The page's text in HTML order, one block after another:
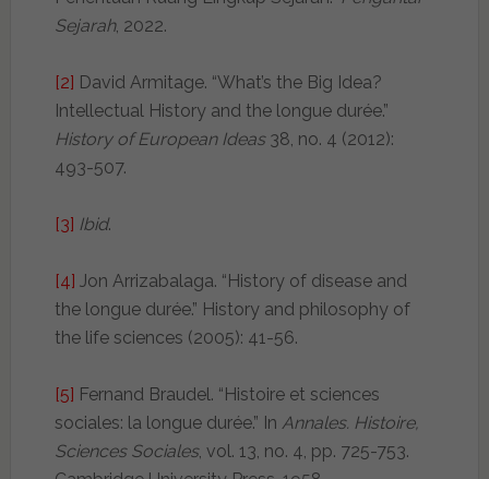
Sejarah, 2022.
[2] David Armitage. “What’s the Big Idea?
Intellectual History and the longue durée.”
History of European Ideas38, no. 4 (2012):
493-507.
[3] Ibid.
[4] Jon Arrizabalaga. “History of disease and
the longue durée.” History and philosophy of
the life sciences (2005): 41-56.
[5] Fernand Braudel. “Histoire et sciences
sociales: la longue durée.” In Annales. Histoire,
Sciences Sociales, vol. 13, no. 4, pp. 725-753.